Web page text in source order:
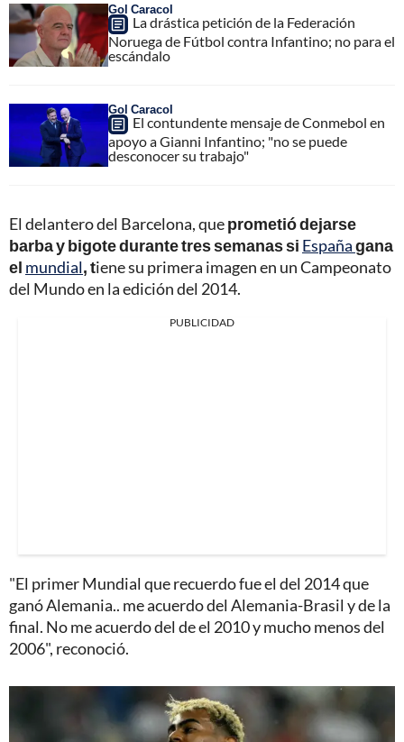
Gol Caracol
La drástica petición de la Federación
Noruega de Fútbol contra Infantino; no para el
escándalo
Gol Caracol
El contundente mensaje de Conmebol en
apoyo a Gianni Infantino; "no se puede
desconocer su trabajo"
El delantero del Barcelona, queprometió dejarse
barba y bigote durante tres semanas si Españagana
el mundial, tiene su primera imagen en un Campeonato
del Mundo en la edición del 2014.
PUBLICIDAD
"El primer Mundial que recuerdo fue el del 2014 que
ganó Alemania.. me acuerdo del Alemania-Brasil y de la
final. No me acuerdo del de el 2010 y mucho menos del
2006", reconoció.